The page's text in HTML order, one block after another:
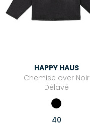
HAPPY HAUS
Chemise over Noir
Délavé
40